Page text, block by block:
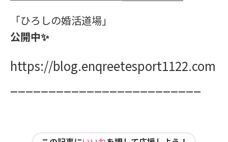
「ひろしの婚活道場」
公開中✨
https://blog.enqreetesport1122.com